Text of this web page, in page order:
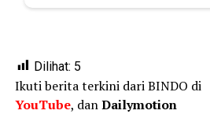
Dilihat: 5
Ikuti berita terkini dari BINDO di
YouTube, danDailymotion